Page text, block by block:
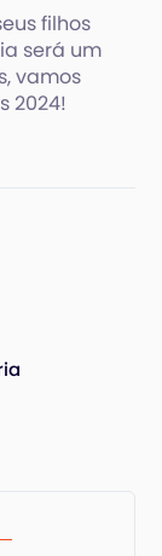
filhos
será um
vamos
2024!